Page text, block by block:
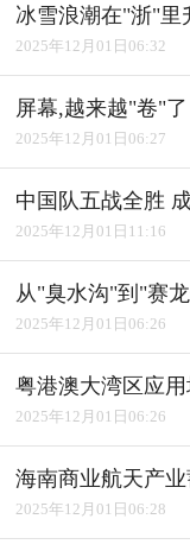
冰雪浪潮在"浙"里
2025年12月01日06:32
屏幕,越来越"卷"了
2025年12月01日06:27
中国队五战全胜
2025年12月01日11:16
从"臭水沟"到"赛
2025年12月01日06:26
粤港澳大湾区应
2025年12月01日06:26
海南商业航天产
2025年12月01日06:28